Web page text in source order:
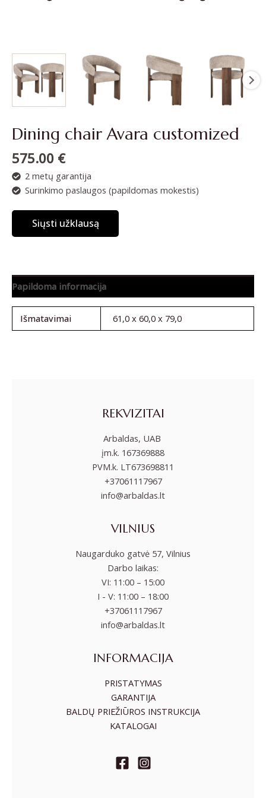
Dining chair Avara customized
575.00 €
2 metų garantija
Surinkimo paslaugos (papildomas mokestis)
Siųsti užklausą
Papildoma informacija
Išmatavimai 61,0 x 60,0 x 79,0
REKVIZITAI
Arbaldas, UAB
įm.k. 167369888
PVM.k. LT673698811
+37061117967
info@arbaldas.lt
VILNIUS
Naugarduko gatvė 57, Vilnius
Darbo laikas:
VI: 11:00 – 15:00
I - V: 11:00 – 18:00
+37061117967
info@arbaldas.lt
INFORMACIJA
PRISTATYMAS
GARANTIJA
BALDŲ PRIEŽIŪROS INSTRUKCIJA
KATALOGAI